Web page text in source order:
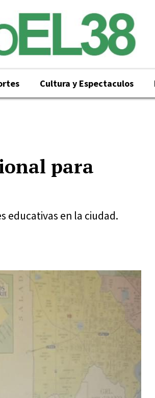
Cultura y Espectaculos
para
educativas en la ciudad.